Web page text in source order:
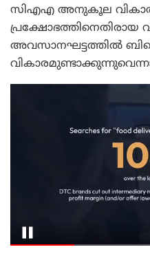
സിഎഎ അനുകൂല
പ്രക്ഷോഭത്തിനെതിരായ
അവസാനഘട്ടത്തില്‍